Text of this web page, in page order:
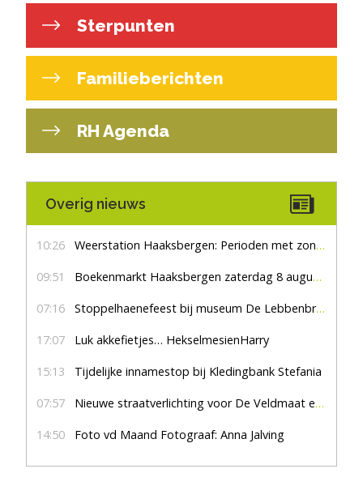
Sterpunten
Familieberichten
RH Agenda
Overig nieuws
10:26 Weerstation Haaksbergen: Perioden met zon en droog
09:51 Boekenmarkt Haaksbergen zaterdag 8 augustus, marktplein Haaksbergen
07:16 Stoppelhaenefeest bij museum De Lebbenbrugge
17:07 Luk akkefietjes… HekselmesienHarry
15:13 Tijdelijke innamestop bij Kledingbank Stefania
07:57 Nieuwe straatverlichting voor De Veldmaat en De Pas
14:50 Foto vd Maand Fotograaf: Anna Jalving